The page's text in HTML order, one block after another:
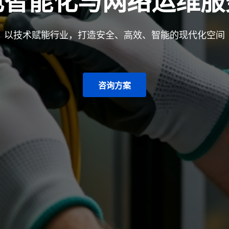
以技术赋能行业，打造安全、高效、智能的现代化空间
咨询方案